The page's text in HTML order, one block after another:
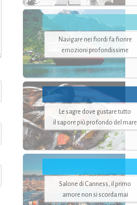
Navigare nei fiordi fa fiorire
emozioni profondissime
Le sagre dove gustare tutto
il sapore più profondo del mare
Salone di Canness, il primo
amore non si scorda mai